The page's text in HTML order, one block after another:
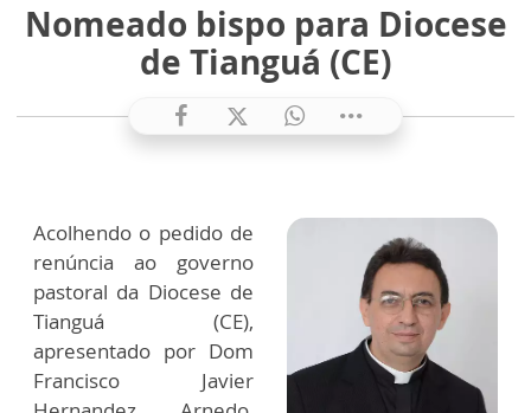
Nomeado bispo para Diocese
de Tianguá (CE)
Acolhendo o pedido de
renúncia ao governo
pastoral da Diocese de
Tianguá (CE),
apresentado por Dom
Francisco Javier